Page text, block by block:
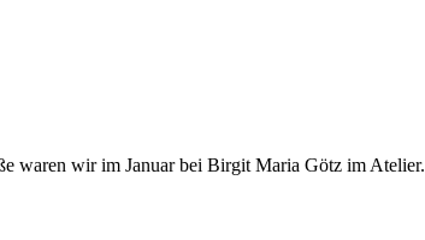
wa­ren wir im Ja­nu­ar bei Bir­git Ma­ria Götz im Ate­lier.